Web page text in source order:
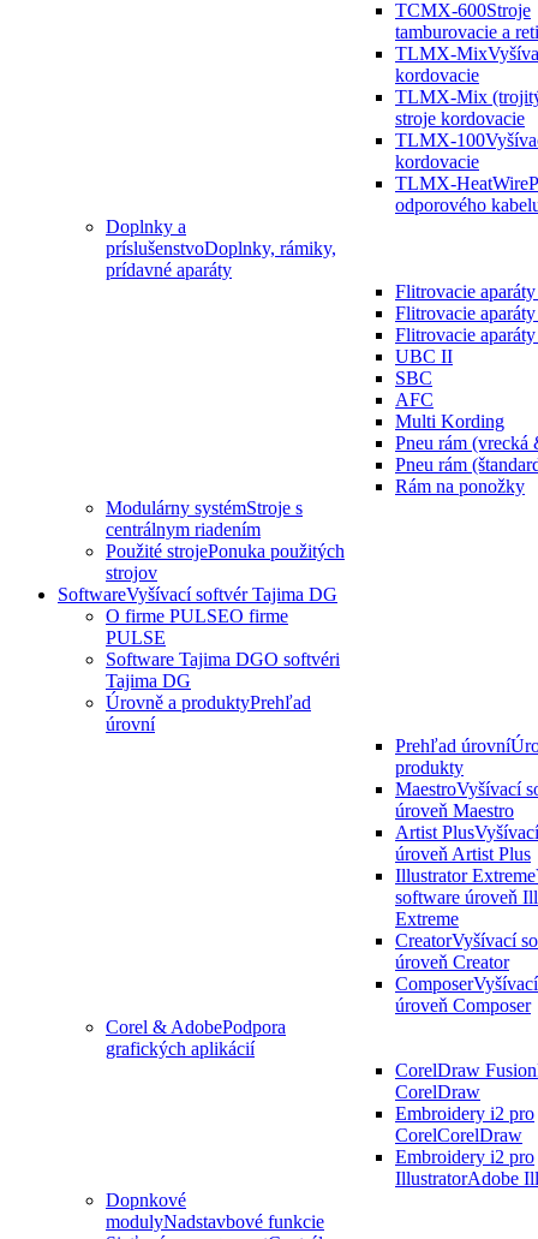
TCMX-600Stroje
tamburovacie a
TLMX-Mix
kordovacie
TLMX-Mix
stroje kordovacie
TLMX-100
kordovacie
TLMX-HeatWire
odporového
Doplnky a
príslušenstvoDoplnky, rámiky,
prídavné aparáty
Flitrovacie
Flitrovacie
Flitrovacie
UBC II
SBC
AFC
Multi Kording
Pneu rám (vrecká
Pneu rám
Rám na ponožky
Modulárny systémStroje s
centrálnym riadením
Použité strojePonuka použitých
strojov
SoftwareVyšívací softvér Tajima DG
O firme PULSEO firme
PULSE
Software Tajima DGO softvéri
Tajima DG
Úrovně a produktyPrehľad
úrovní
Prehľad úrovní
produkty
MaestroVyšívací
úroveň Maestro
Artist Plus
úroveň Artist Plus
Illustrator Extreme
software úroveň
Extreme
CreatorVyšívací
úroveň Creator
Composer
úroveň Composer
Corel & AdobePodpora
grafických aplikácií
CorelDraw Fusion
CorelDraw
Embroidery i2 pro
CorelCorelDraw
Embroidery i2 pro
IllustratorAdobe
Dopnkové
modulyNadstavbové funkcie